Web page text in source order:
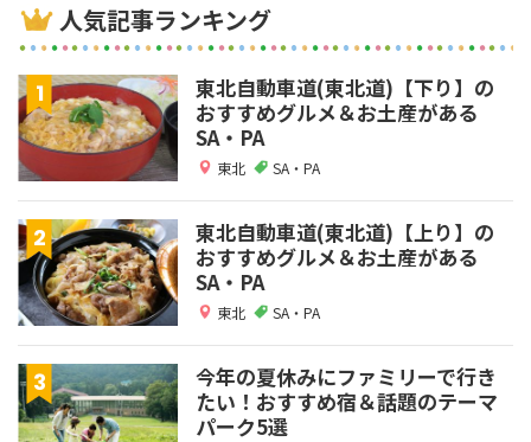
人気記事ランキング
東北自動車道(東北道)【下り】の
おすすめグルメ＆お土産がある
SA・PA
東北 SA・PA
東北自動車道(東北道)【上り】の
おすすめグルメ＆お土産がある
SA・PA
東北 SA・PA
今年の夏休みにファミリーで行き
たい！おすすめ宿＆話題のテーマ
パーク5選